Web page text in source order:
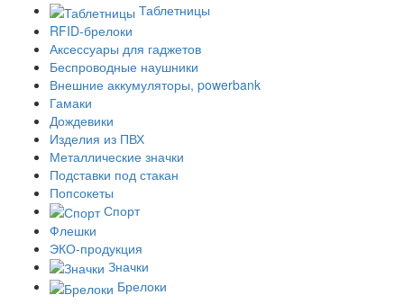
Таблетницы
RFID-брелоки
Аксессуары для гаджетов
Беспроводные наушники
Внешние аккумуляторы, powerbank
Гамаки
Дождевики
Изделия из ПВХ
Металлические значки
Подставки под стакан
Попсокеты
Спорт
Флешки
ЭКО-продукция
Значки
Брелоки